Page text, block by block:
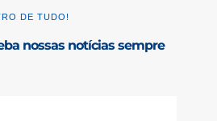
DE TUDO!
nossas notícias sempre